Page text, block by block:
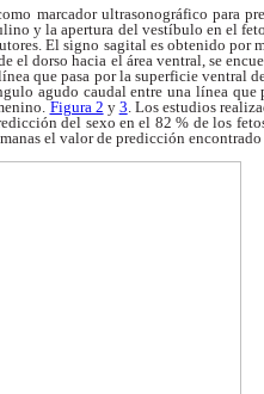
marcador ultrasonográfico para
y la apertura del vestíbulo en el
El signo sagital es obtenido
el dorso hacia elárea ventral, se
que pasa por la superficie ventral
agudo caudal entre una línea que
Figura 2 y 3 . Los estudios
del sexo en el 82 % de los
el valor de predicción encontrado